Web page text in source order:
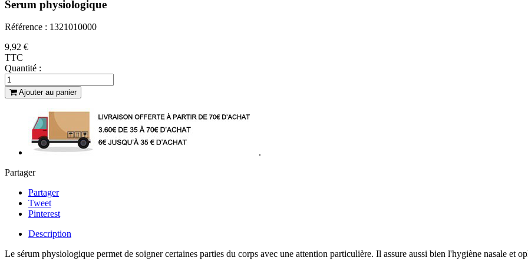
Serum physiologique
Référence : 1321010000
9,92 €
TTC
Quantité :
Ajouter au panier
.
Partager
Partager
Tweet
Pinterest
Description
Le sérum physiologique permet de soigner certaines parties du corps avec une attention particulière. Il assure aussi bien l'hygiène nasale et